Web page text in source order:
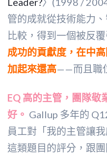
管的成就從技術能力
比較，得到一個被反
成功的貢獻度，在中
加起來還高——而且職
EQ 高的主管，團隊敬
好。 Gallup 多年的
員工對「我的主管讓
這類題目的評分，跟